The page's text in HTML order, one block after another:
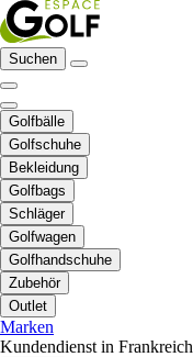
Suchen
Golfbälle
Golfschuhe
Bekleidung
Golfbags
Schläger
Golfwagen
Golfhandschuhe
Zubehör
Outlet
Marken
Kundendienst in Frankreich